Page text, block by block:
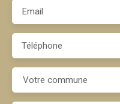
Email
Téléphone
Votre commune